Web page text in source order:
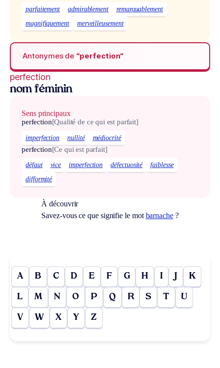
parfaitement admirablement
remarquablement
magnifiquement
merveilleusement
Antonymes de “perfection“
perfection
nom féminin
Sens principaux
perfection[Qualité de ce qui est parfait]
imperfection nullité médiocrité
perfection[Ce qui est parfait]
défaut vice imperfection défectuosité
faiblesse
difformité
À découvrir
Savez-vous ce que signifie le mot barnache?
A B C D E F G H I J K
L M N O P Q R S T U
V W X Y Z